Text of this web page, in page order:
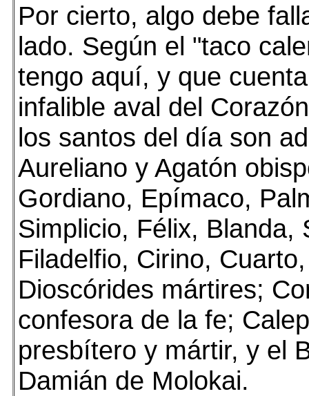
Por cierto, algo debe
lado. Según el "taco
tengo aquí, y que
infalible aval del
los santos del día son
Aureliano y Agatón
Gordiano, Epímaco,
Simplicio, Félix, Blanda,
Filadelfio, Cirino,
Dioscórides mártires;
confesora de la fe;
presbítero y mártir, y el
Damián de Molokai.